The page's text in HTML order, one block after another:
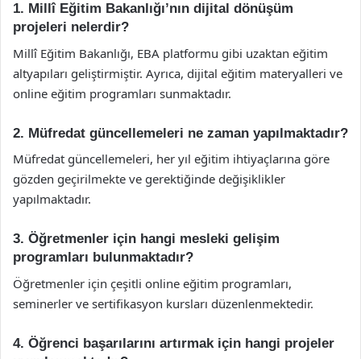
1. Millî Eğitim Bakanlığı’nın dijital dönüşüm
projeleri nelerdir?
Millî Eğitim Bakanlığı, EBA platformu gibi uzaktan eğitim
altyapıları geliştirmiştir. Ayrıca, dijital eğitim materyalleri ve
online eğitim programları sunmaktadır.
2. Müfredat güncellemeleri ne zaman yapılmaktadır?
Müfredat güncellemeleri, her yıl eğitim ihtiyaçlarına göre
gözden geçirilmekte ve gerektiğinde değişiklikler
yapılmaktadır.
3. Öğretmenler için hangi mesleki gelişim
programları bulunmaktadır?
Öğretmenler için çeşitli online eğitim programları,
seminerler ve sertifikasyon kursları düzenlenmektedir.
4. Öğrenci başarılarını artırmak için hangi projeler